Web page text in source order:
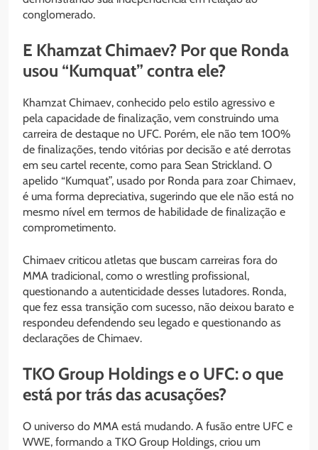
conglomerado.
E Khamzat Chimaev? Por que Ronda
usou “Kumquat” contra ele?
Khamzat Chimaev, conhecido pelo estilo agressivo e
pela capacidade de finalização, vem construindo uma
carreira de destaque no UFC. Porém, ele não tem 100%
de finalizações, tendo vitórias por decisão e até derrotas
em seu cartel recente, como para Sean Strickland. O
apelido “Kumquat”, usado por Ronda para zoar Chimaev,
é uma forma depreciativa, sugerindo que ele não está no
mesmo nível em termos de habilidade de finalização e
comprometimento.
Chimaev criticou atletas que buscam carreiras fora do
MMA tradicional, como o wrestling profissional,
questionando a autenticidade desses lutadores. Ronda,
que fez essa transição com sucesso, não deixou barato e
respondeu defendendo seu legado e questionando as
declarações de Chimaev.
TKO Group Holdings e o UFC: o que
está por trás das acusações?
O universo do MMA está mudando. A fusão entre UFC e
WWE, formando a TKO Group Holdings, criou um